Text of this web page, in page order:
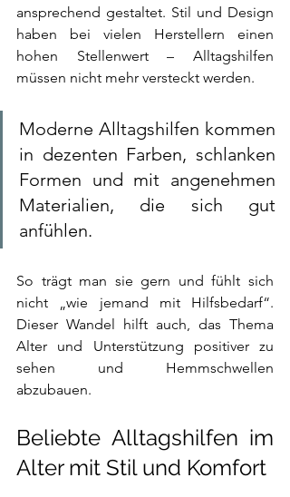
ansprechend gestaltet. Stil und Design
haben bei vielen Herstellern einen
hohen Stellenwert – Alltagshilfen
müssen nicht mehr versteckt werden.
Moderne Alltagshilfen kommen
in dezenten Farben, schlanken
Formen und mit angenehmen
Materialien, die sich gut
anfühlen.
So trägt man sie gern und fühlt sich
nicht „wie jemand mit Hilfsbedarf“.
Dieser Wandel hilft auch, das Thema
Alter und Unterstützung positiver zu
sehen und Hemmschwellen
abzubauen.
Beliebte Alltagshilfen im
Alter mit Stil und Komfort